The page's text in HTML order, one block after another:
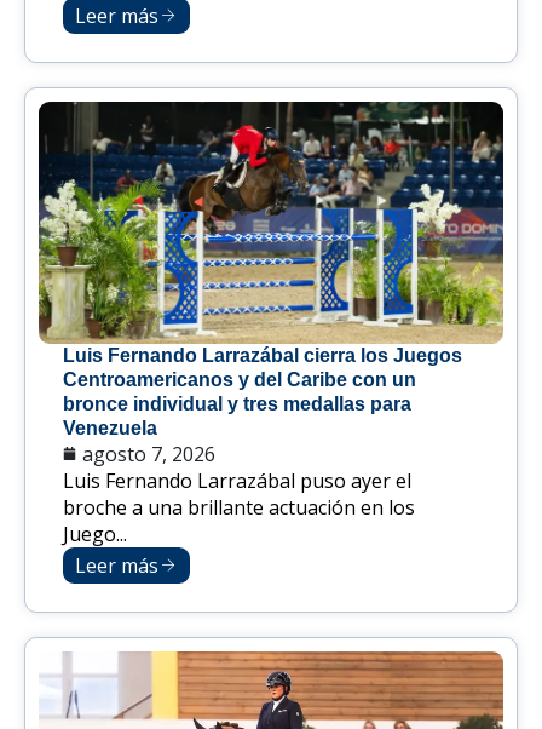
Leer más
Luis Fernando Larrazábal cierra los Juegos
Centroamericanos y del Caribe con un
bronce individual y tres medallas para
Venezuela
agosto 7, 2026
Luis Fernando Larrazábal puso ayer el
broche a una brillante actuación en los
Juego...
Leer más